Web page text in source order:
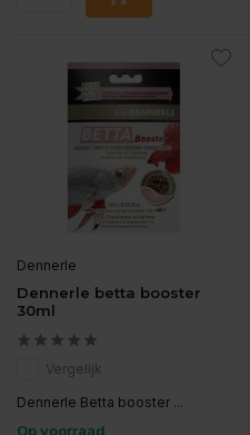
Dennerle
Dennerle betta booster
30ml
Vergelijk
Dennerle Betta booster ...
Op voorraad